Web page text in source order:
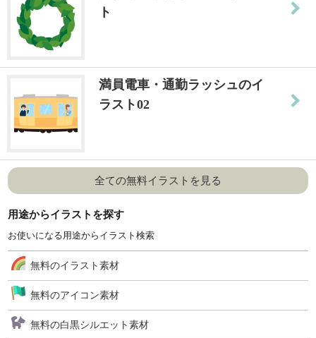
ト
満員電車・通勤ラッシュのイ
ラスト02
全ての無料イラストを見る
用途からイラストを探す
お使いになる用途からイラスト検索
無料のイラスト素材
無料のアイコン素材
無料の白黒シルエット素材